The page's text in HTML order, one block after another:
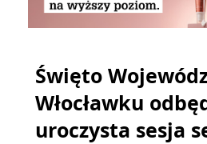
Święto
Włocławku
uroczysta sesja